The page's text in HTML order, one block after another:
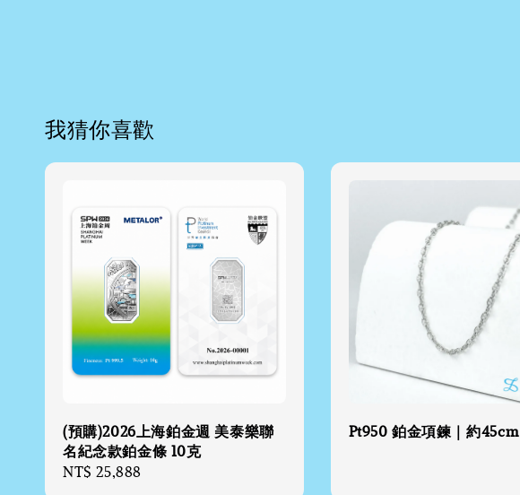
我猜你喜歡
(預購)2026上海鉑金週 美泰樂聯
名紀念款鉑金條 10克
Regular
NT$ 25,888
Pt950 鉑金項鍊｜約45cm